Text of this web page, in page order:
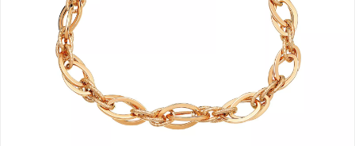
Ziraklar
Bilaguzuklar